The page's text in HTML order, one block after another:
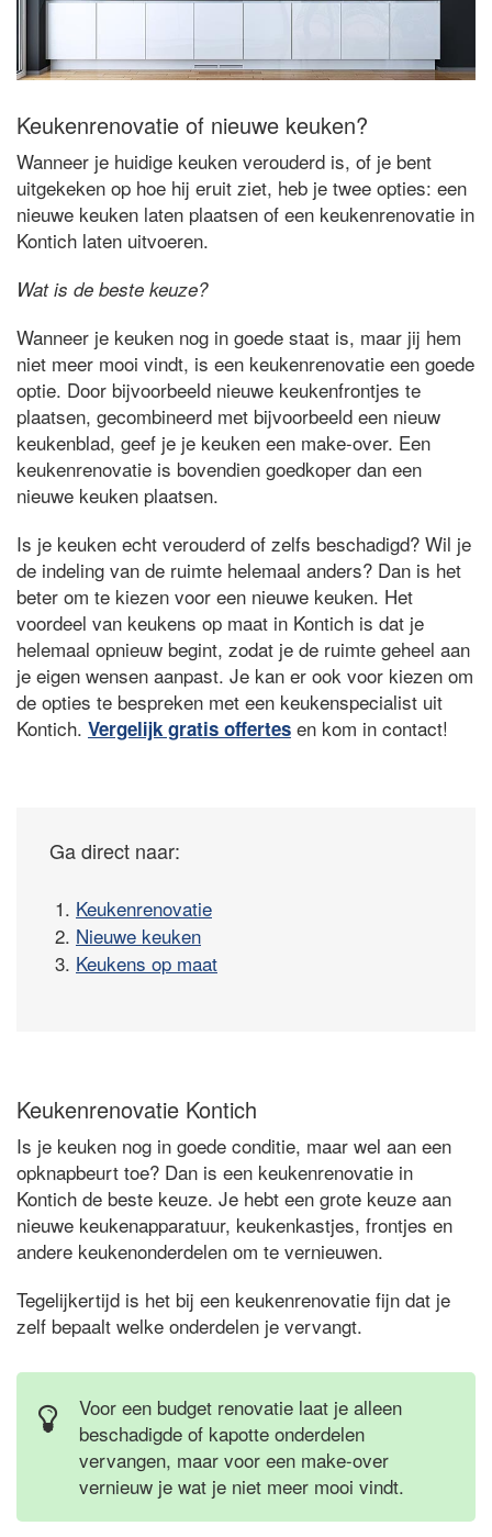
Keukenrenovatie of nieuwe keuken?
Wanneer je huidige keuken verouderd is, of je bent
uitgekeken op hoe hij eruit ziet, heb je twee opties: een
nieuwe keuken laten plaatsen of een keukenrenovatie in
Kontich laten uitvoeren.
Wat is de beste keuze?
Wanneer je keuken nog in goede staat is, maar jij hem
niet meer mooi vindt, is een keukenrenovatie een goede
optie. Door bijvoorbeeld nieuwe keukenfrontjes te
plaatsen, gecombineerd met bijvoorbeeld een nieuw
keukenblad, geef je je keuken een make-over. Een
keukenrenovatie is bovendien goedkoper dan een
nieuwe keuken plaatsen.
Is je keuken echt verouderd of zelfs beschadigd? Wil je
de indeling van de ruimte helemaal anders? Dan is het
beter om te kiezen voor een nieuwe keuken. Het
voordeel van keukens op maat in Kontich is dat je
helemaal opnieuw begint, zodat je de ruimte geheel aan
je eigen wensen aanpast. Je kan er ook voor kiezen om
de opties te bespreken met een keukenspecialist uit
Kontich. Vergelijk gratis offertes en kom in contact!
Ga direct naar:
1. Keukenrenovatie
2. Nieuwe keuken
3. Keukens op maat
Keukenrenovatie Kontich
Is je keuken nog in goede conditie, maar wel aan een
opknapbeurt toe? Dan is een keukenrenovatie in
Kontich de beste keuze. Je hebt een grote keuze aan
nieuwe keukenapparatuur, keukenkastjes, frontjes en
andere keukenonderdelen om te vernieuwen.
Tegelijkertijd is het bij een keukenrenovatie fijn dat je
zelf bepaalt welke onderdelen je vervangt.
Voor een budget renovatie laat je alleen
beschadigde of kapotte onderdelen
vervangen, maar voor een make-over
vernieuw je wat je niet meer mooi vindt.